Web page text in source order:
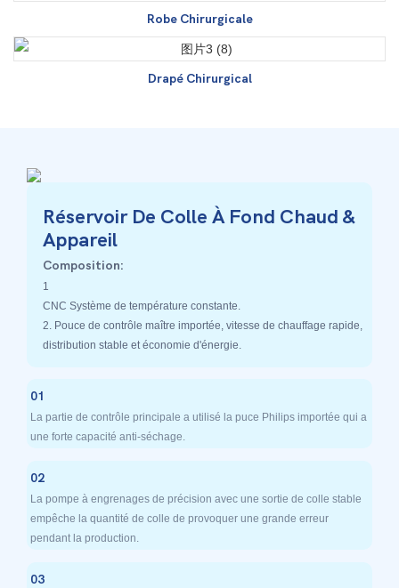
Robe Chirurgicale
Drapé Chirurgical
Réservoir De Colle À Fond Chaud &
Appareil
Composition:
1
CNC Système de température constante.
2. Pouce de contrôle maître importée, vitesse de chauffage rapide,
distribution stable et économie d'énergie.
01
La partie de contrôle principale a utilisé la puce Philips importée qui a
une forte capacité anti-séchage.
02
La pompe à engrenages de précision avec une sortie de colle stable
empêche la quantité de colle de provoquer une grande erreur
pendant la production.
03